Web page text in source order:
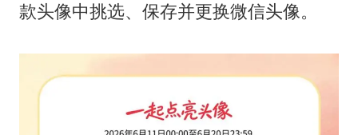
款头像中挑选、保存并更换微信头像。